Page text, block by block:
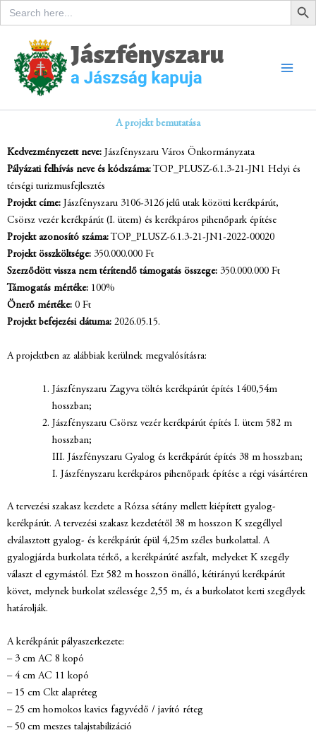
Search
for:
Skip
to
content
A projekt bemutatása
Kedvezményezett neve: Jászfényszaru Város Önkormányzata
Pályázati felhívás neve és kódszáma:TOP_PLUSZ-6.1.3-21-JN1 Helyi és
térségi turizmusfejlesztés
Projekt címe: Jászfényszaru 3106-3126 jelű utak közötti kerékpárút,
Csörsz vezér kerékpárút (I. ütem) és kerékpáros pihenőpark építése
Projekt azonosító száma:TOP_PLUSZ-6.1.3-21-JN1-2022-00020
Projekt összköltsége: 350.000.000 Ft
Szerződött vissza nem térítendő támogatás összege: 350.000.000 Ft
Támogatás mértéke: 100%
Önerő mértéke: 0 Ft
Projekt befejezési dátuma: 2026.05.15.
A projektben az alábbiak kerülnek megvalósításra:
Jászfényszaru Zagyva töltés kerékpárút építés 1400,54m
hosszban;
Jászfényszaru Csörsz vezér kerékpárút építés I. ütem 582 m
hosszban;
III. Jászfényszaru Gyalog és kerékpárút építés 38 m hosszban;
I. Jászfényszaru kerékpáros pihenőpark építése a régi vásártéren
A tervezési szakasz kezdete a Rózsa sétány mellett kiépített gyalog-
kerékpárút. A tervezési szakasz kezdetétől 38 m hosszon K szegéllyel
elválasztott gyalog- és kerékpárút épül 4,25m széles burkolattal. A
gyalogjárda burkolata térkő, a kerékpárúté aszfalt, melyeket K szegély
választ el egymástól. Ezt 582 m hosszon önálló, kétirányú kerékpárút
követ, melynek burkolat szélessége 2,55 m, és a burkolatot kerti szegélyek
határolják.
A kerékpárút pályaszerkezete:
– 3 cm AC 8 kopó
– 4 cm AC 11 kopó
– 15 cm Ckt alapréteg
– 25 cm homokos kavics fagyvédő / javító réteg
– 50 cm meszes talajstabilizáció